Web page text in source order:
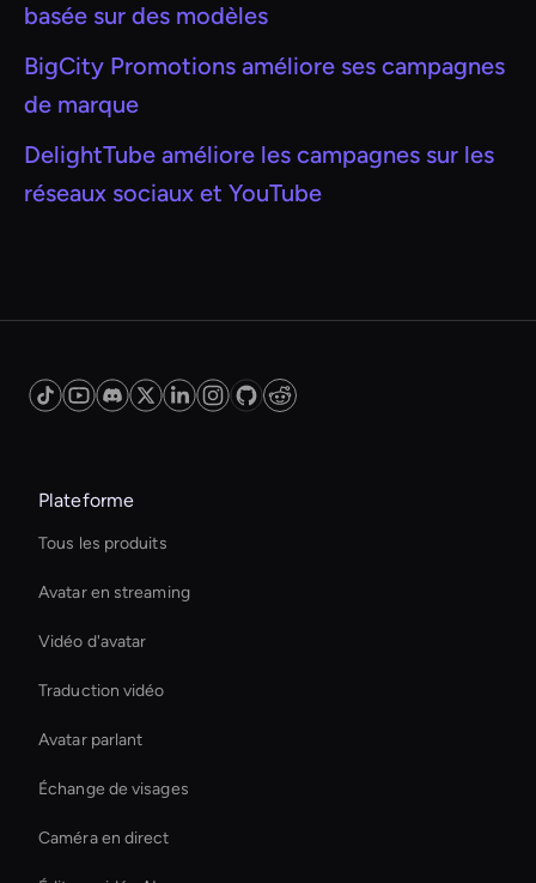
basée sur des modèles
BigCity Promotions améliore ses campagnes
de marque
DelightTube améliore les campagnes sur les
réseaux sociaux et YouTube
Plateforme
Tous les produits
Avatar en streaming
Vidéo d'avatar
Traduction vidéo
Avatar parlant
Échange de visages
Caméra en direct